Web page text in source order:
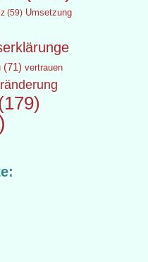
(59) Umsetzung
(71) vertrauen